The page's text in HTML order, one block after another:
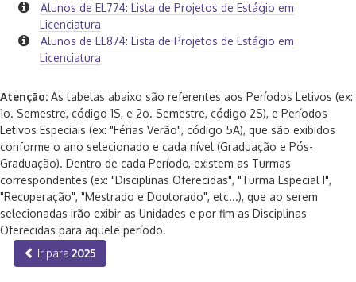
Alunos de EL774: Lista de Projetos de Estágio em
Licenciatura
Alunos de EL874: Lista de Projetos de Estágio em
Licenciatura
Atenção: As tabelas abaixo são referentes aos Períodos Letivos (ex:
1o. Semestre, código 1S, e 2o. Semestre, código 2S), e Períodos
Letivos Especiais (ex: "Férias Verão", código 5A), que são exibidos
conforme o ano selecionado e cada nível (Graduação e Pós-
Graduação). Dentro de cada Período, existem as Turmas
correspondentes (ex: "Disciplinas Oferecidas", "Turma Especial I",
"Recuperação", "Mestrado e Doutorado", etc...), que ao serem
selecionadas irão exibir as Unidades e por fim as Disciplinas
Oferecidas para aquele período.
Ir para 2025